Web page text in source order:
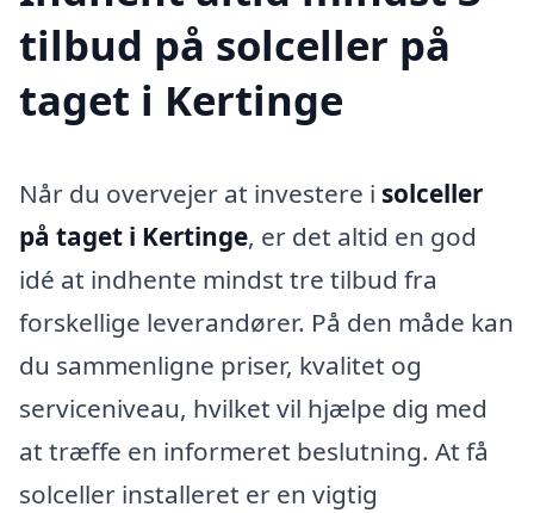
tilbud på solceller på
taget i Kertinge
Når du overvejer at investere i solceller
på taget i Kertinge, er det altid en god
idé at indhente mindst tre tilbud fra
forskellige leverandører. På den måde kan
du sammenligne priser, kvalitet og
serviceniveau, hvilket vil hjælpe dig med
at træffe en informeret beslutning. At få
solceller installeret er en vigtig